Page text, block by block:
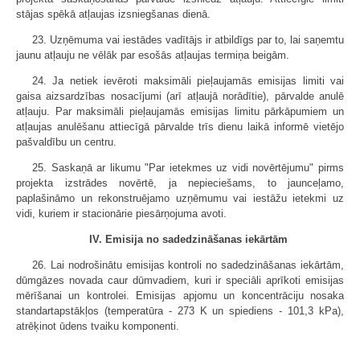
stājas spēkā atļaujas izsniegšanas dienā.
23. Uzņēmuma vai iestādes vadītājs ir atbildīgs par to, lai saņemtu
jaunu atļauju ne vēlāk par esošās atļaujas termiņa beigām.
24. Ja netiek ievēroti maksimāli pieļaujamās emisijas limiti vai
gaisa aizsardzības nosacījumi (arī atļaujā norādītie), pārvalde anulē
atļauju. Par maksimāli pieļaujamās emisijas limitu pārkāpumiem un
atļaujas anulēšanu attiecīgā pārvalde trīs dienu laikā informē vietējo
pašvaldību un centru.
25. Saskaņā ar likumu "Par ietekmes uz vidi novērtējumu" pirms
projekta izstrādes novērtē, ja nepieciešams, to jaunceļamo,
paplašināmo un rekonstruējamo uzņēmumu vai iestāžu ietekmi uz
vidi, kuriem ir stacionārie piesārņojuma avoti.
IV. Emisija no sadedzināšanas iekārtām
26. Lai nodrošinātu emisijas kontroli no sadedzināšanas iekārtām,
dūmgāzes novada caur dūmvadiem, kuri ir speciāli aprīkoti emisijas
mērīšanai un kontrolei. Emisijas apjomu un koncentrāciju nosaka
standartapstākļos (temperatūra - 273 K un spiediens - 101,3 kPa),
atrēķinot ūdens tvaiku komponenti.